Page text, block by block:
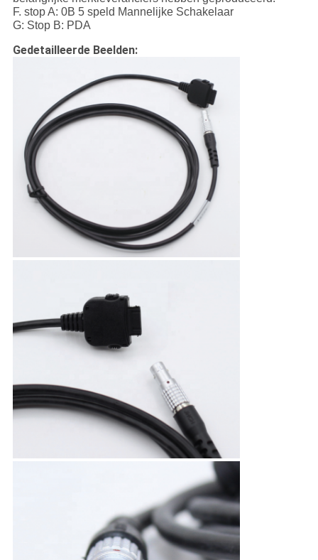
F. stop A: 0B 5 speld Mannelijke Schakelaar
G: Stop B: PDA
Gedetailleerde Beelden: